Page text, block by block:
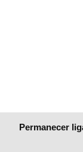
Permanecer